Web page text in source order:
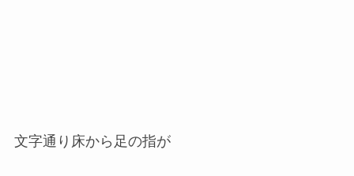
文字通り床から足の指が